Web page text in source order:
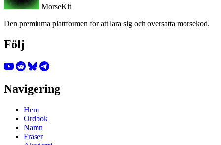
MorseKit
Den premiuma plattformen for att lara sig och oversatta morsekod.
Följ
Navigering
Hem
Ordbok
Namn
Fraser